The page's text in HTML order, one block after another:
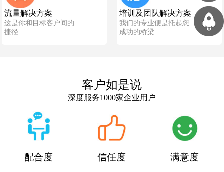
流量解决方案
这是你和目标客户间的
捷径
培训及团队解决方案
我们的专业便是托起您
成功的桥梁
客户如是说
深度服务1000家企业用户
配合度 信任度 满意度